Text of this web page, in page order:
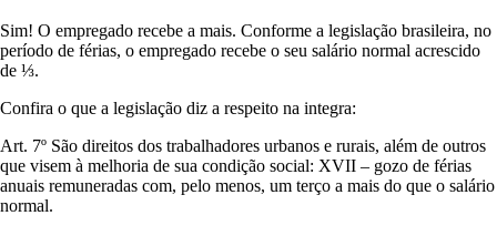
Sim! O empregado recebe a mais. Conforme a legislação brasileira, no
período de férias, o empregado recebe o seu salário normal acrescido
de ⅓.
Confira o que a legislação diz a respeito na integra:
Art. 7º São direitos dos trabalhadores urbanos e rurais, além de outros
que visem à melhoria de sua condição social: XVII – gozo de férias
anuais remuneradas com, pelo menos, um terço a mais do que o salário
normal.